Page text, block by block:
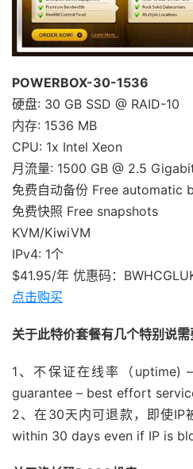
POWERBOX-30-1536
硬盘: 30 GB SSD @ RAID-10
内存: 1536 MB
CPU: 1x Intel Xeon
月流量: 1500 GB @ 2.5
免费自动备份 Free automatic
免费快照 Free snapshots
KVM/KiwiVM
IPv4: 1个
$41.95/年 优惠码：
点击购买
关于此特价套餐有几个特别说需
1、不保证在线率（
guarantee – best effort
2、在30天内可退款，即使
within 30 days even if IP is